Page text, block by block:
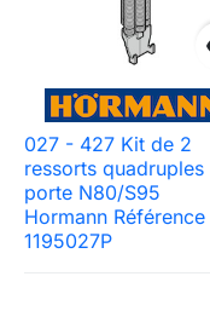
027 - 427 Kit de 2
ressorts quadruples
porte N80/S95
Hormann Référence
1195027P